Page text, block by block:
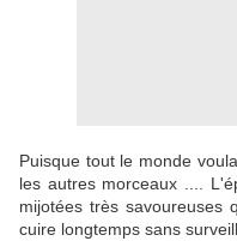
Puisque tout le monde
les autres morceaux ....
mijotées très savoureuses
cuire longtemps sans